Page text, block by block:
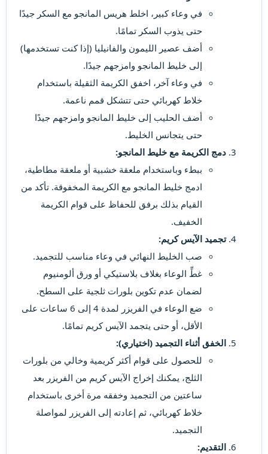
في وعاء كبير، اخلط هريس المانجو مع السكر جيدًا
حتى يذوب السكر تمامًا.
أضف عصير الليمون والفانيليا (إذا كنت تستخدمها)
إلى خليط المانجو وامزجهم جيدًا.
في وعاء آخر، اخفق الكريمة الثقيلة باستخدام
خلاط كهربائي حتى تتشكل قمم ناعمة.
أضف الحليب إلى خليط المانجو وامزجهم جيدًا
حتى يتجانس الخليط.
دمج الكريمة مع خليط المانجو:
ببطء وباستخدام ملعقة خشبية أو ملعقة مطاطية،
ادمج خليط المانجو مع الكريمة المخفوقة. تأكد من
القيام بذلك برفق للحفاظ على قوام الكريمة
الخفيف.
تجميد الآيس كريم:
صب الخليط النهائي في وعاء مناسب للتجميد.
غطِّ الوعاء بغلاف بلاستيكي أو ورق ألومنيوم
لضمان عدم تكوين بلورات ثلجية على السطح.
ضع الوعاء في الفريزر لمدة 4 إلى 6 ساعات على
الأقل، أو حتى يتجمد الآيس كريم تمامًا.
الخفق أثناء التجميد (اختياري):
للحصول على قوام أكثر كريمية وخالي من بلورات
الثلج، يمكنك إخراج الآيس كريم من الفريزر بعد
ساعتين من التجميد وخفقه مرة أخرى باستخدام
خلاط كهربائي، ثم إعادته إلى الفريزر لمواصلة
التجميد.
التقديم: